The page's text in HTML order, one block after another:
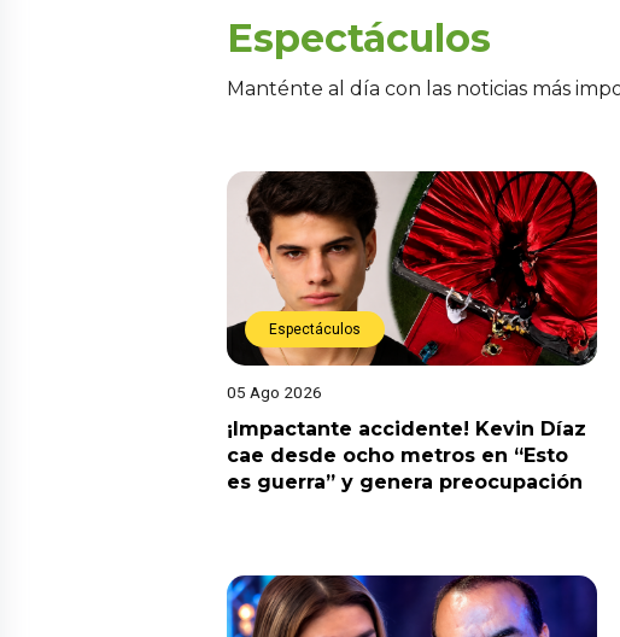
Espectáculos
Manténte al día con las noticias más
Espectáculos
05 Ago 2026
¡Impactante accidente! Kevin Díaz
cae desde ocho metros en “Esto
es guerra” y genera preocupación